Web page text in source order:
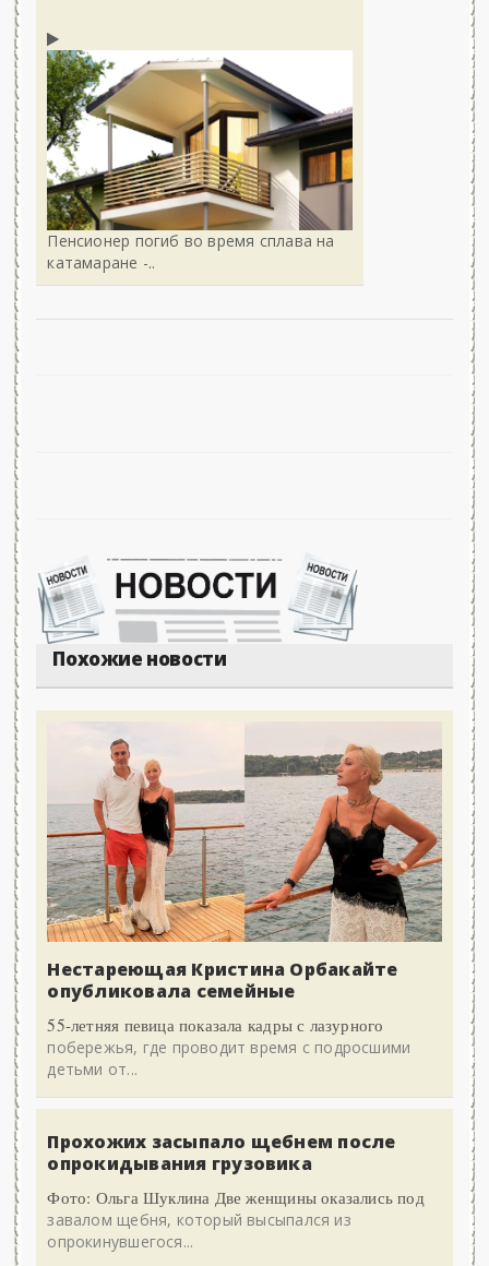
Пенсионер погиб во время сплава на
катамаране -..
Похожие новости
Нестареющая Кристина Орбакайте
опубликовала семейные
55-летняя певица показала кадры с лазурного
побережья, где проводит время с подросшими
детьми от...
Прохожих засыпало щебнем после
опрокидывания грузовика
Фото: Ольга Шуклина Две женщины оказались под
завалом щебня, который высыпался из
опрокинувшегося...